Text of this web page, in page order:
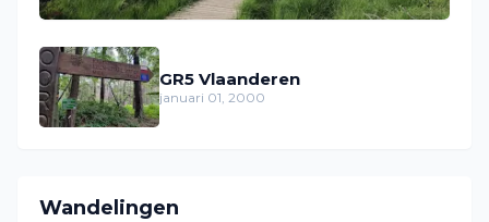
GR5 Vlaanderen
januari 01, 2000
Wandelingen